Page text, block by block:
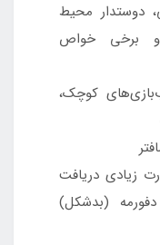
دوستدار محیط
و برخی خواص
کوچک،
زیادی دریافت
(بدشکل)